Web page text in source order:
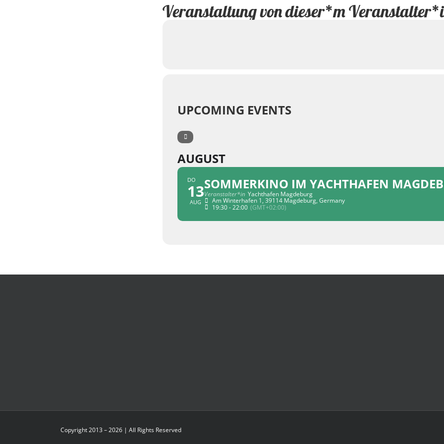
Veranstaltung von dieser*m
UPCOMING EVENTS
AUGUST
DO
13
AUG
SOMMERKINO IM YACHTHAFEN
Veranstalter*in Yachthafen Magdeburg
Am Winterhafen 1, 39114 Magdeburg, Germany
19:30 - 22:00 (GMT+02:00)
Copyright 2013 – 2026 | All Rights Reserved